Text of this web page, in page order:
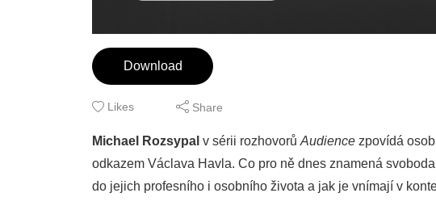
Download
Likes Share
Michael Rozsypal v sérii rozhovorů Audience zpovídá
odkazem Václava Havla. Co pro ně dnes znamená
do jejich profesního i osobního života a jak je vnímají v